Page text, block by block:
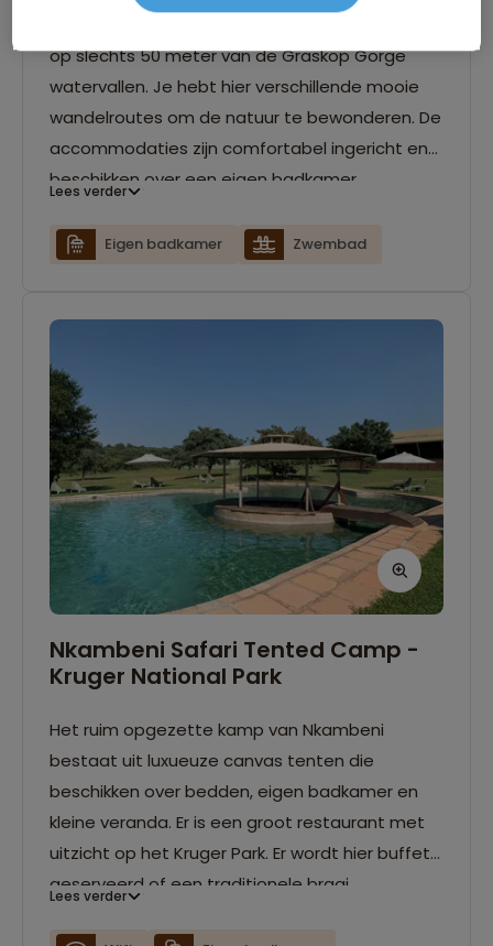
op slechts 50 meter van de Graskop Gorge
watervallen. Je hebt hier verschillende mooie
wandelroutes om de natuur te bewonderen. De
accommodaties zijn comfortabel ingericht en
beschikken over een eigen badkamer.
er op het park een klein zwembad.
Lees verder
Eigen badkamer Zwembad
Nkambeni Safari Tented Camp -
Kruger National Park
Het ruim opgezette kamp van Nkambeni
bestaat uit luxueuze canvas tenten die
beschikken over bedden, eigen badkamer en
kleine veranda. Er is een groot restaurant met
uitzicht op het Kruger Park. Er wordt hier buffet
geserveerd of een traditionele braai
Lees verder